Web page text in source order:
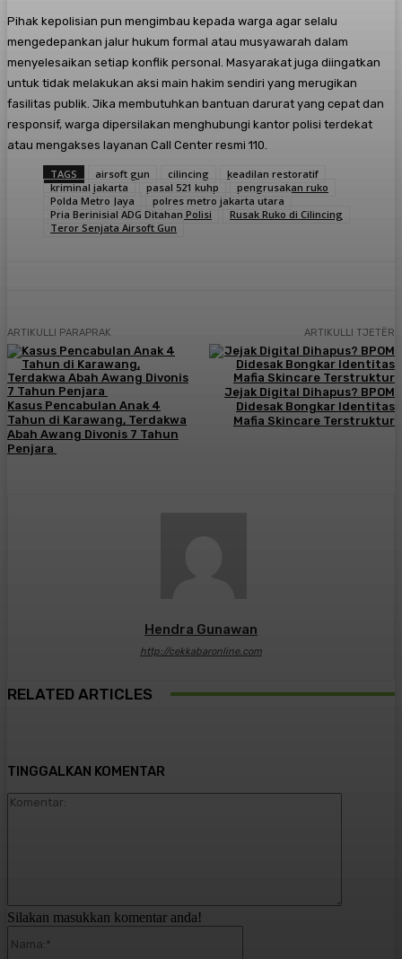
​Pihak kepolisian pun mengimbau kepada warga agar selalu
mengedepankan jalur hukum formal atau musyawarah dalam
menyelesaikan setiap konflik personal. Masyarakat juga diingatkan
untuk tidak melakukan aksi main hakim sendiri yang merugikan
fasilitas publik. Jika membutuhkan bantuan darurat yang cepat dan
responsif, warga dipersilakan menghubungi kantor polisi terdekat
atau mengakses layanan Call Center resmi 110.
TAGS airsoft gun cilincing
keadilan restoratif
kriminal jakarta
pasal 521 kuhp
pengrusakan ruko
Polda Metro Jaya
polres metro jakarta utara
Pria Berinisial ADG Ditahan Polisi
Rusak Ruko di Cilincing
Teror Senjata Airsoft Gun
ARTIKULLI PARAPRAK
Kasus Pencabulan Anak 4
Tahun di Karawang, Terdakwa
Abah Awang Divonis 7 Tahun
Penjara ​
ARTIKULLI TJETËR
Jejak Digital Dihapus? BPOM
Didesak Bongkar Identitas
Mafia Skincare Terstruktur
Hendra Gunawan
http://cekkabaronline.com
RELATED ARTICLES
TINGGALKAN KOMENTAR
Silakan masukkan komentar anda!